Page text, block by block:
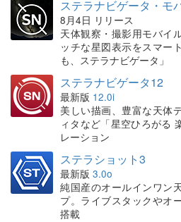
ステラナビゲータ・モ
8月4日 リリース
天体観察・撮影用モバイ
ッチな星図表示をスマー
も、ステラナビゲータ」
ステラナビゲータ12
最新版 12.0i
美しい描画、豊富な天体
ィタなど「星空ひろがる
レーション
ステラショット3
最新版 3.0o
純国産のオールインワン
プ。ライブスタックやオ
搭載